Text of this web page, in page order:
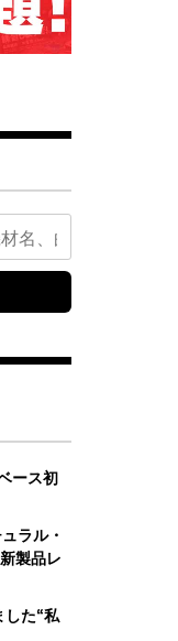
ース初
ラル・
製品レ
した“私